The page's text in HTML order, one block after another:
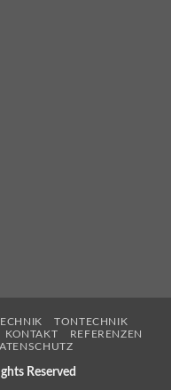
TONTECHNIK
KONTAKT
REFERENZEN
Reserved